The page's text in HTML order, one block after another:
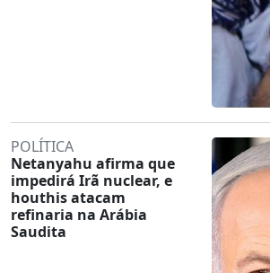
POLÍTICA
Netanyahu afirma que
impedirá Irã nuclear, e
houthis atacam
refinaria na Arábia
Saudita